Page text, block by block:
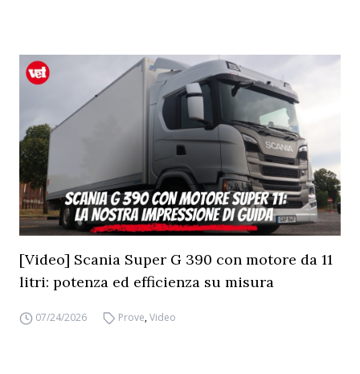
[Video] Scania Super G 390 con motore da 11
litri: potenza ed efficienza su misura
07/24/2026 Prove,Video